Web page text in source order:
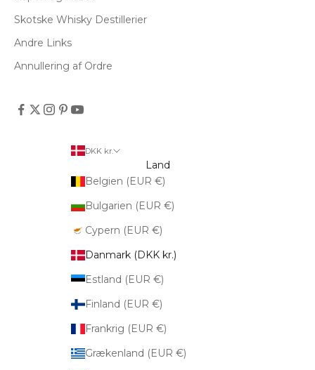
Skotske Whisky Destillerier
Andre Links
Annullering af Ordre
DKK kr.
Land
Belgien (EUR €)
Bulgarien (EUR €)
Cypern (EUR €)
Danmark (DKK kr.)
Estland (EUR €)
Finland (EUR €)
Frankrig (EUR €)
Grækenland (EUR €)